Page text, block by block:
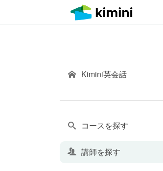
Kimini英会話
コースを探す
講師を探す